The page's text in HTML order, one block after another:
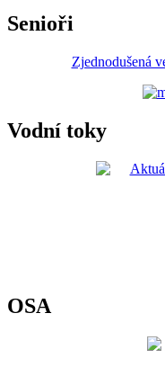
Senioři
Zjednodušená
Vodní toky
OSA